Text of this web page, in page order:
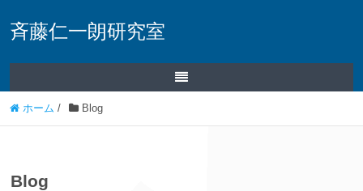
斉藤仁一朗研究室
ホーム / Blog
Blog